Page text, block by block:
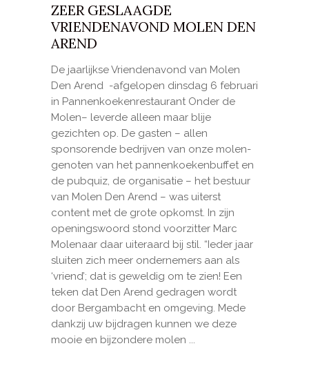
ZEER GESLAAGDE
VRIENDENAVOND MOLEN DEN
AREND
De jaarlijkse Vriendenavond van Molen
Den Arend -afgelopen dinsdag 6 februari
in Pannenkoekenrestaurant Onder de
Molen– leverde alleen maar blije
gezichten op. De gasten – allen
sponsorende bedrijven van onze molen-
genoten van het pannenkoekenbuffet en
de pubquiz, de organisatie – het bestuur
van Molen Den Arend – was uiterst
content met de grote opkomst. In zijn
openingswoord stond voorzitter Marc
Molenaar daar uiteraard bij stil. “Ieder jaar
sluiten zich meer ondernemers aan als
‘vriend’; dat is geweldig om te zien! Een
teken dat Den Arend gedragen wordt
door Bergambacht en omgeving. Mede
dankzij uw bijdragen kunnen we deze
mooie en bijzondere molen